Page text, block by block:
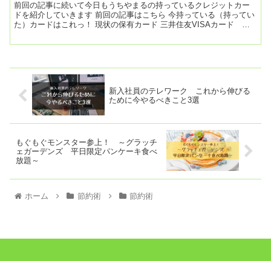
前回の記事に続いて今日もうちやまるの持っているクレジットカー
ドを紹介していきます 前回の記事はこちら 今持っている（持ってい
た）カードはこれっ！ 現状の保有カード 三井住友VISAカード ア
新入社員のテレワーク これから伸びる
ために今やるべきこと3選
もぐもぐモンスター参上！ ～グラッチ
ェガーデンズ 平日限定パンケーキ食べ
放題～
ホーム 節約術 節約術